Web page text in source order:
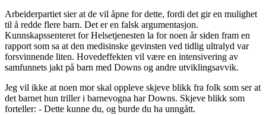
Arbeiderpartiet sier at de vil åpne for dette, fordi det gir en mulighet
til å redde flere barn. Det er en falsk argumentasjon.
Kunnskapssenteret for Helsetjenesten la for noen år siden fram en
rapport som sa at den medisinske gevinsten ved tidlig ultralyd var
forsvinnende liten. Hovedeffekten vil være en intensivering av
samfunnets jakt på barn med Downs og andre utviklingsavvik.
Jeg vil ikke at noen mor skal oppleve skjeve blikk fra folk som ser at
det barnet hun triller i barnevogna har Downs. Skjeve blikk som
forteller: - Dette kunne du, og burde du ha unngått.